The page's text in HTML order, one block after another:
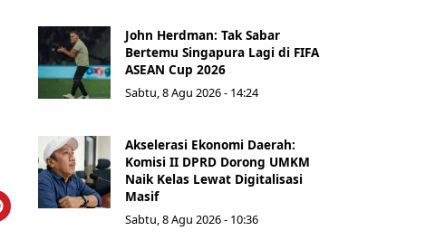
John Herdman: Tak Sabar
Bertemu Singapura Lagi di FIFA
ASEAN Cup 2026
Sabtu, 8 Agu 2026 - 14:24
Akselerasi Ekonomi Daerah:
Komisi II DPRD Dorong UMKM
Naik Kelas Lewat Digitalisasi
Masif
Sabtu, 8 Agu 2026 - 10:36